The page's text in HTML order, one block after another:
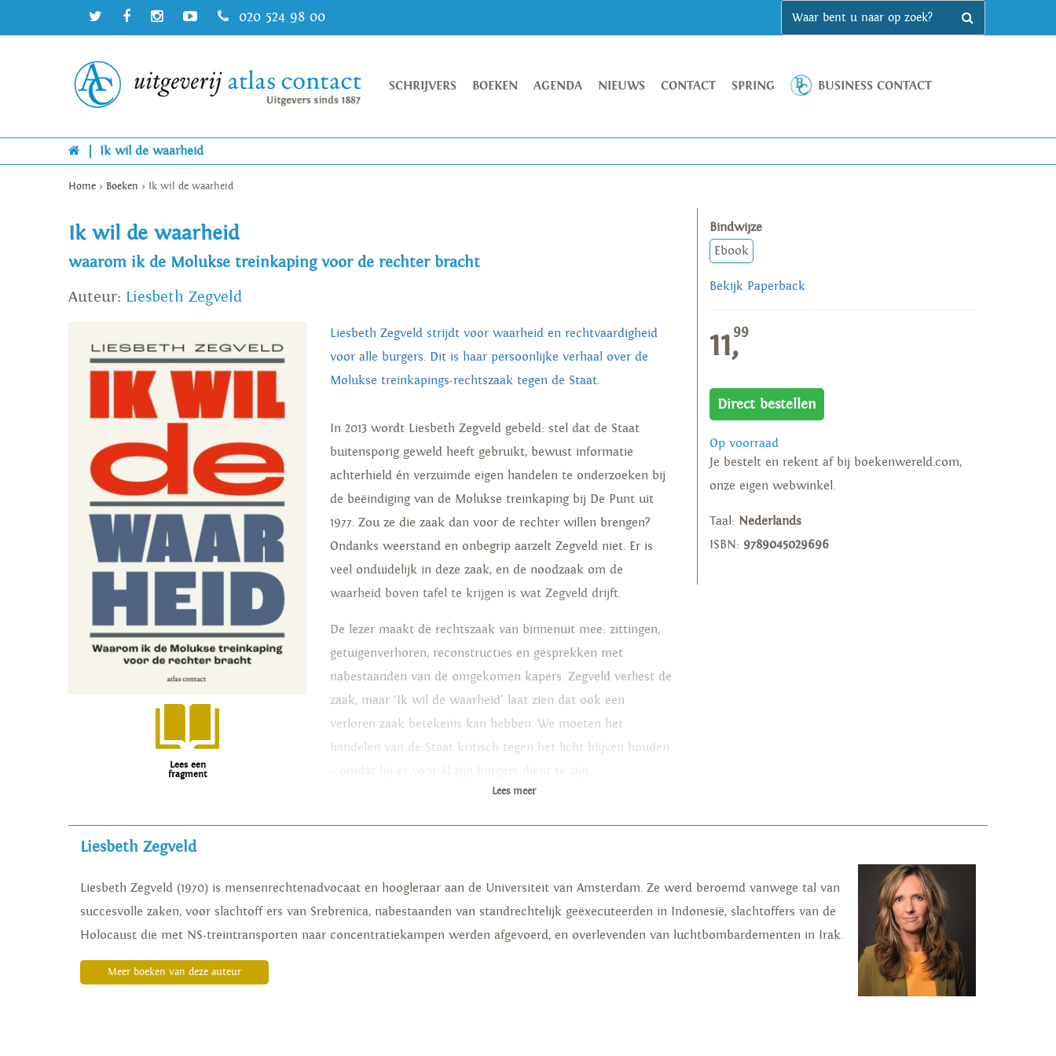
020 524 98 00
SCHRIJVERS BOEKEN AGENDA NIEUWS CONTACT SPRING BUSINESS CONTACT
Ik wil de waarheid
Home > Boeken > Ik wil de waarheid
Ik wil de waarheid
waarom ik de Molukse treinkaping voor de rechter bracht
Auteur: Liesbeth Zegveld
Lees een
fragment
Liesbeth Zegveld strijdt voor waarheid en rechtvaardigheid
voor alle burgers. Dit is haar persoonlijke verhaal over de
Molukse treinkapings-rechtszaak tegen de Staat.
In 2013 wordt Liesbeth Zegveld gebeld: stel dat de Staat
buitensporig geweld heeft gebruikt, bewust informatie
achterhield én verzuimde eigen handelen te onderzoeken bij
de beëindiging van de Molukse treinkaping bij De Punt uit
1977. Zou ze die zaak dan voor de rechter willen brengen?
Ondanks weerstand en onbegrip aarzelt Zegveld niet. Er is
veel onduidelijk in deze zaak, en de noodzaak om de
waarheid boven tafel te krijgen is wat Zegveld drijft.
De lezer maakt de rechtszaak van binnenuit mee: zittingen,
getuigenverhoren, reconstructies en gesprekken met
nabestaanden van de omgekomen kapers. Zegveld verliest de
zaak, maar ‘Ik wil de waarheid’ laat zien dat ook een
verloren zaak betekenis kan hebben. We moeten het
handelen van de Staat kritisch tegen het licht blijven houden
Lees meer
Bindwijze
Ebook
Bekijk Paperback
11,99
Direct bestellen
Op voorraad
Je bestelt en rekent af bij boekenwereld.com,
onze eigen webwinkel.
Taal: Nederlands
ISBN: 9789045029696
Liesbeth Zegveld
Liesbeth Zegveld (1970) is mensenrechtenadvocaat en hoogleraar aan de Universiteit van Amsterdam. Ze werd beroemd vanwege tal van
succesvolle zaken, voor slachtoff ers van Srebrenica, nabestaanden van standrechtelijk geëxecuteerden in Indonesië, slachtoffers van de
Holocaust die met NS-treintransporten naar concentratiekampen werden afgevoerd, en overlevenden van luchtbombardementen in Irak.
Meer boeken van deze auteur